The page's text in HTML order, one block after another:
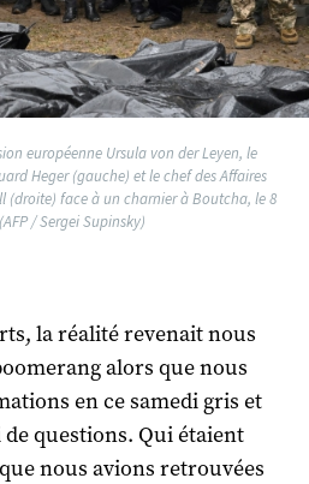
européenne Ursula von der Leyen, le
Heger (gauche) et le chef des Affaires
(droite) face à un charnier à Boutcha, le 8
/ Sergei Supinsky)
la réalité revenait nous
alors que nous
en ce samedi gris et
de questions. Qui étaient
nous avions retrouvées